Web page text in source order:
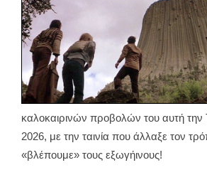
καλοκαιρινών προβολών του αυτή την
2026, με την ταινία που άλλαξε τον
«βλέπουμε» τους εξωγήινους!